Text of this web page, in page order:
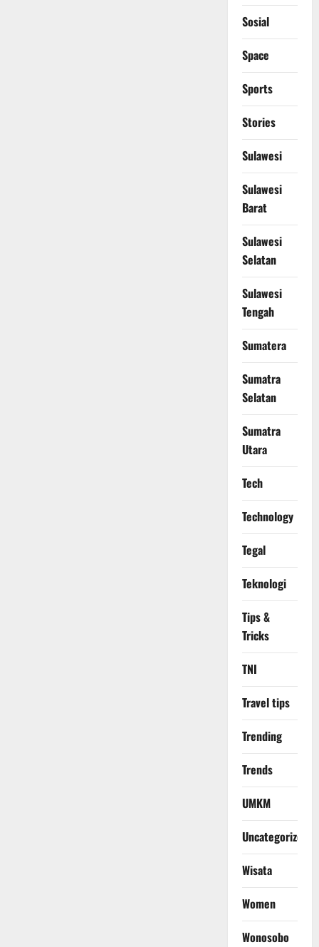
Sosial
Space
Sports
Stories
Sulawesi
Sulawesi
Barat
Sulawesi
Selatan
Sulawesi
Tengah
Sumatera
Sumatra
Selatan
Sumatra
Utara
Tech
Technology
Tegal
Teknologi
Tips &
Tricks
TNI
Travel tips
Trending
Trends
UMKM
Uncategorized
Wisata
Women
Wonosobo